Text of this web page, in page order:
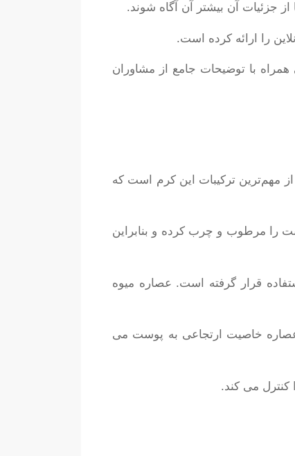
جزئیات آن بیشتر آن آگاه شوند.
را ارائه کرده است.
با توضیحات جامع از مشاوران
از مهم‌ترین ترکیبات این کرم است که
را مرطوب و چرب کرده و بنابراین
قرار گرفته است. عصاره میوه
عصاره خاصیت ارتجاعی به پوست می
کنترل می کند.